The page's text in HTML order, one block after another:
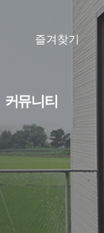
즐겨찾기
커뮤니티